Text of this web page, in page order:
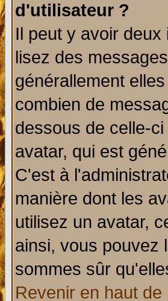
d'utilisateur ?
Il peut y avoir
lisez des
générallement
combien de
dessous de celle-
avatar, qui est
C'est à
manière dont les
utilisez un avatar,
ainsi, vous pouvez
sommes sûr
Revenir en haut de